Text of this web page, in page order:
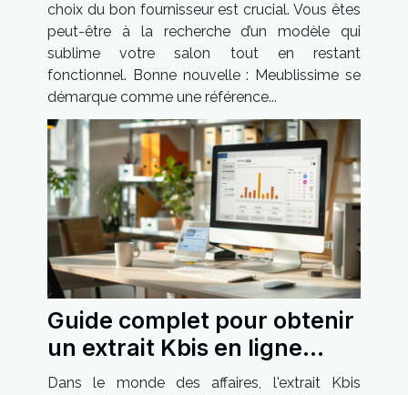
choix du bon fournisseur est crucial. Vous êtes
peut-être à la recherche d’un modèle qui
sublime votre salon tout en restant
fonctionnel. Bonne nouvelle : Meublissime se
démarque comme une référence...
Guide complet pour obtenir
un extrait Kbis en ligne
facilement
Dans le monde des affaires, l'extrait Kbis